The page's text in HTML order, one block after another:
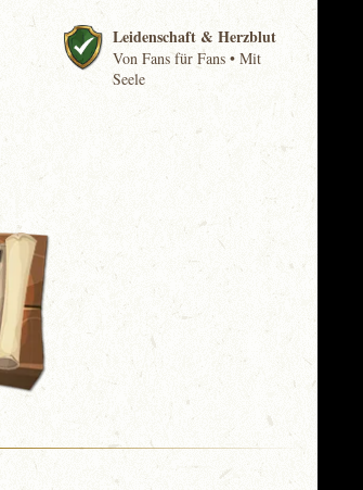
Leidenschaft & Herzblut
Von Fans für Fans • Mit
Seele